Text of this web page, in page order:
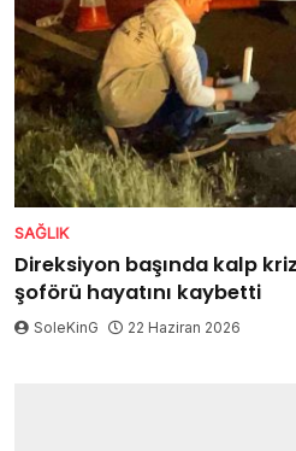
SAĞLIK
Direksiyon başında kalp
şoförü hayatını kaybetti
SoleKinG 22 Haziran 2026